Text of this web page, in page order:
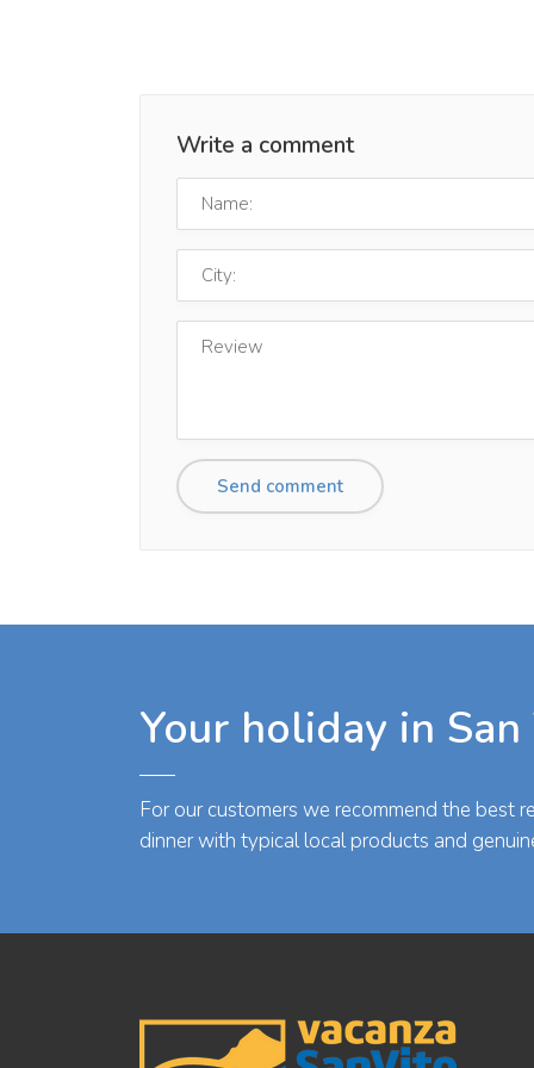
Write a comment
Your holiday in
For our customers we recommend the best
dinner with typical local products and